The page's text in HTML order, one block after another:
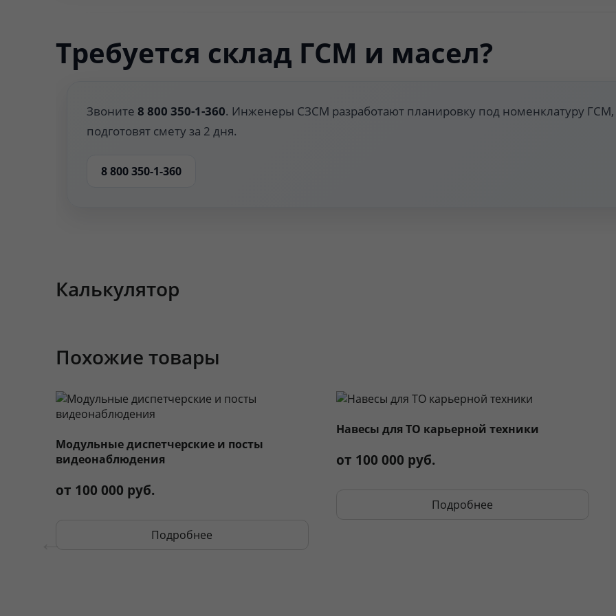
класса B-Iа.
Насосные станции Электронасосы 20–60 л/мин; перекачка масла из бочек в канистры
Поддоны металлические
Полы
Маркировка стеллажей Маркировка ячеек; номенклатура масел по вязкости и типу:
Срок службы
Требуется склад ГСМ и масел?
Звоните 8 800 350-1-360. Инженеры СЗСМ разработают планировку под номенклатуру ГСМ,
подготовят смету за 2 дня.
8 800 350-1-360
Калькулятор
Похожие товары
от 100 000 руб.
Навесы хранения
от 100 000 руб.
Подробнее